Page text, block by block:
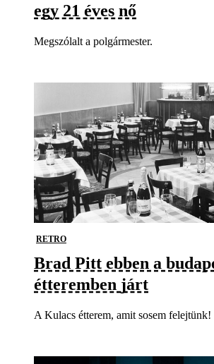
egy 21 éves nő
Megszólalt a polgármester.
RETRO
Brad Pitt ebben a
étteremben járt
A Kulacs étterem, amit sosem felejtünk!